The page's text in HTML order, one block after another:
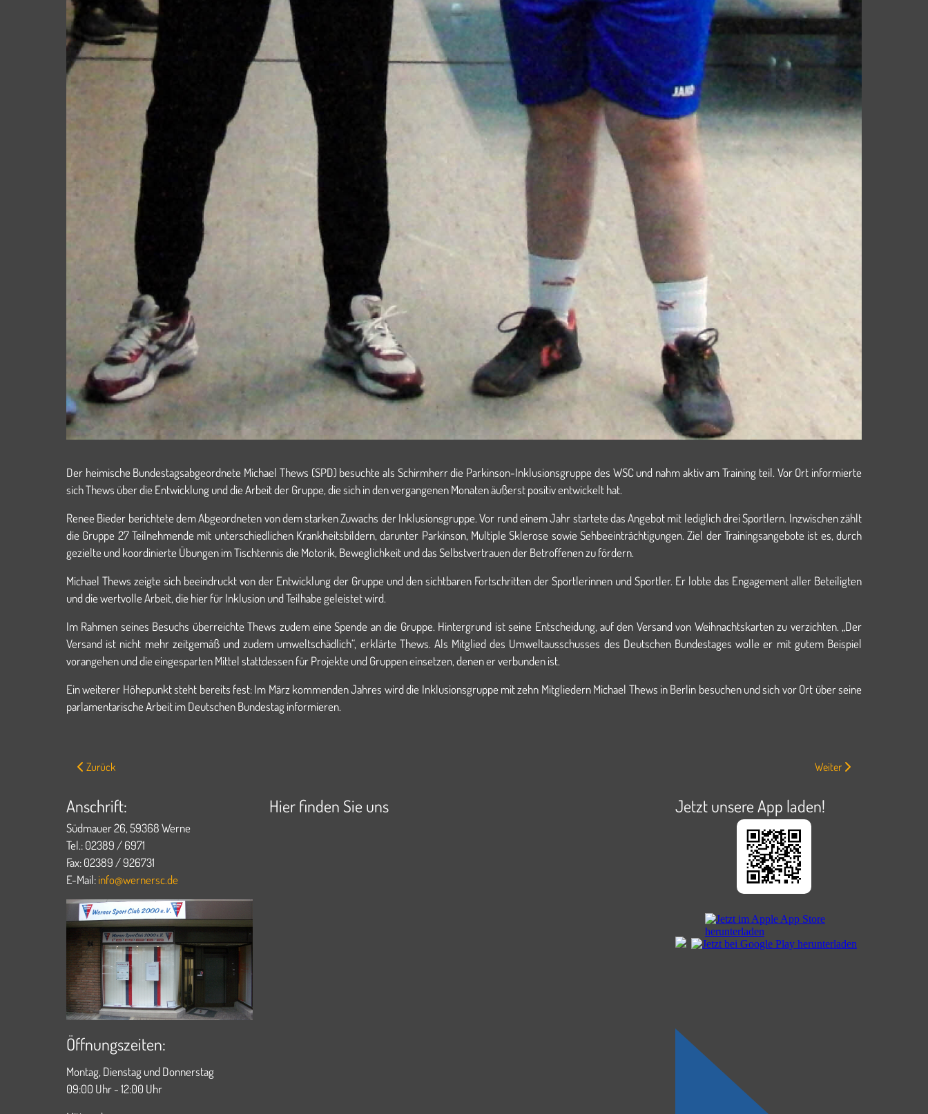
Der heimische Bundestagsabgeordnete Michael Thews (SPD) besuchte als Schirmherr die Parkinson-Inklusionsgruppe des WSC und nahm aktiv am Training teil. Vor Ort informierte
sich Thews über die Entwicklung und die Arbeit der Gruppe, die sich in den vergangenen Monaten äußerst positiv entwickelt hat.
Renee Bieder berichtete dem Abgeordneten von dem starken Zuwachs der Inklusionsgruppe. Vor rund einem Jahr startete das Angebot mit lediglich drei Sportlern. Inzwischen zählt
die Gruppe 27 Teilnehmende mit unterschiedlichen Krankheitsbildern, darunter Parkinson, Multiple Sklerose sowie Sehbeeinträchtigungen. Ziel der Trainingsangebote ist es, durch
gezielte und koordinierte Übungen im Tischtennis die Motorik, Beweglichkeit und das Selbstvertrauen der Betroffenen zu fördern.
Michael Thews zeigte sich beeindruckt von der Entwicklung der Gruppe und den sichtbaren Fortschritten der Sportlerinnen und Sportler. Er lobte das Engagement aller Beteiligten
und die wertvolle Arbeit, die hier für Inklusion und Teilhabe geleistet wird.
Im Rahmen seines Besuchs überreichte Thews zudem eine Spende an die Gruppe. Hintergrund ist seine Entscheidung, auf den Versand von Weihnachtskarten zu verzichten. „Der
Versand ist nicht mehr zeitgemäß und zudem umweltschädlich“, erklärte Thews. Als Mitglied des Umweltausschusses des Deutschen Bundestages wolle er mit gutem Beispiel
vorangehen und die eingesparten Mittel stattdessen für Projekte und Gruppen einsetzen, denen er verbunden ist.
Ein weiterer Höhepunkt steht bereits fest: Im März kommenden Jahres wird die Inklusionsgruppe mit zehn Mitgliedern Michael Thews in Berlin besuchen und sich vor Ort über seine
parlamentarische Arbeit im Deutschen Bundestag informieren.
Vorheriger Beitrag: Weihnachtsvorgabeturnier des WSC mit Rekordteilnehmerzahl
Zurück Nächster Beitrag: WSC
Weiter
Anschrift:
Südmauer 26, 59368 Werne
Tel.: 02389 / 6971
Fax: 02389 / 926731
E-Mail:info@wernersc.de
Öffnungszeiten:
Montag, Dienstag und Donnerstag
09:00 Uhr - 12:00 Uhr
Hier finden Sie uns Jetzt unsere App laden!